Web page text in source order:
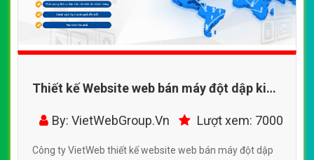
Thiết kế Website web bán máy đột dập kim
loại - f-cutcom
By: VietWebGroup.Vn Lượt xem: 7000
Công ty VietWeb thiết kế website web bán máy đột dập